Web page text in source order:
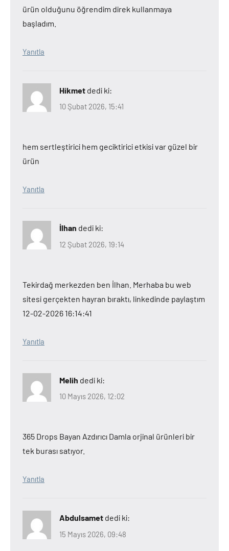
ürün olduğunu öğrendim direk kullanmaya
başladım.
Yanıtla
Hikmet dedi ki:
10 Şubat 2026, 15:41
hem sertleştirici hem geciktirici etkisi var güzel bir
ürün
Yanıtla
İlhan dedi ki:
12 Şubat 2026, 19:14
Tekirdağ merkezden ben İlhan. Merhaba bu web
sitesi gerçekten hayran bıraktı, linkedinde paylaştım
12-02-2026 16:14:41
Yanıtla
Melih dedi ki:
10 Mayıs 2026, 12:02
365 Drops Bayan Azdırıcı Damla orjinal ürünleri bir
tek burası satıyor.
Yanıtla
Abdulsamet dedi ki:
15 Mayıs 2026, 09:48